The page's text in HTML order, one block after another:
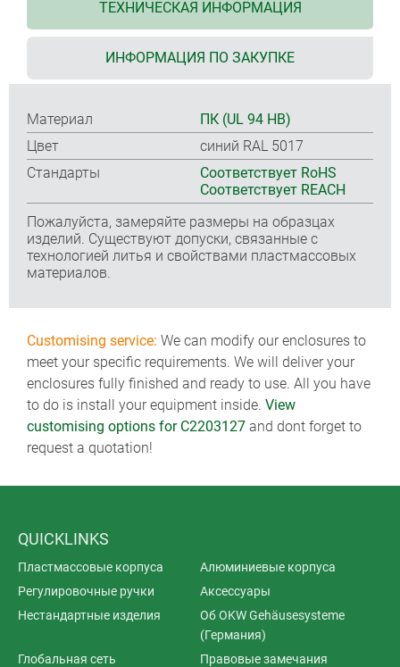
ТЕХНИЧЕСКАЯ ИНФОРМАЦИЯ
ИНФОРМАЦИЯ ПО ЗАКУПКЕ
Материал
ПК (UL 94 HB)
Цвет
синий RAL 5017
Стандарты
Соответствует RoHS
Соответствует REACH
Пожалуйста, замеряйте размеры на образцах
изделий. Существуют допуски, связанные с
технологией литья и свойствами пластмассовых
материалов.
Customising service: We can modify our enclosures to
meet your specific requirements. We will deliver your
enclosures fully finished and ready to use. All you have
to do is install your equipment inside. View
customising options for C2203127 and dont forget to
request a quotation!
QUICKLINKS
Пластмассовые корпуса
Алюминиевые корпуса
Регулировочные ручки
Аксессуары
Нестандартные изделия
Об OKW Gehäusesysteme
(Германия)
Глобальная сеть
Правовые замечания